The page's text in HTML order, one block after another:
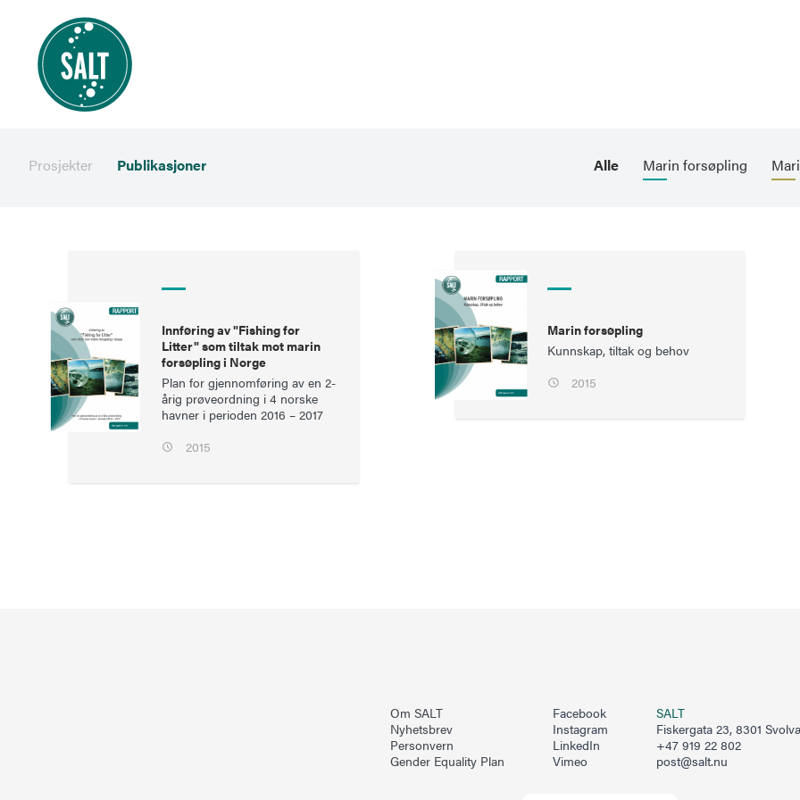
Prosjekter Publikasjoner Alle Marin forsøpling
Innføring av "Fishing for
Litter" som tiltak mot marin
forsøpling i Norge
Plan for gjennomføring av en 2-
årig prøveordning i 4 norske
havner i perioden 2016 – 2017
2015
Marin forsøpling
Kunnskap, tiltak og behov
2015
Om SALT
Nyhetsbrev
Personvern
Gender Equality Plan
Facebook
Instagram
LinkedIn
Vimeo
SALT
Fiskergata 23, 8301
+47 919 22 802
post@salt.nu